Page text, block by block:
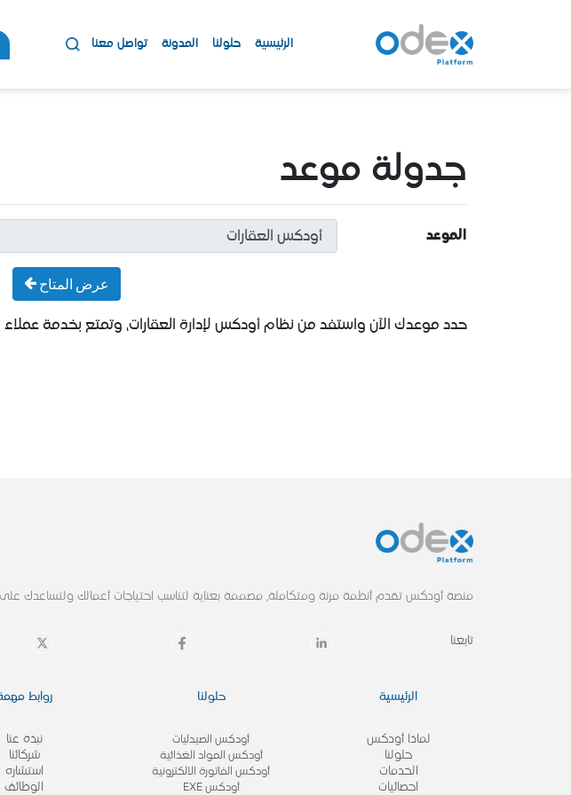
الرئيسية حلولنا المدونة تواصل معنا
جدولة موعد
الموعد
عرض المتاح
حدد موعدك الآن واستفد من نظام أودكس لإدارة العقارات، وتمتع بخدمة عملاء
منصة أودكس تقدم أنظمة مرنة ومتكاملة, مصممة بعناية لتناسب احتياجات أعمالك ولتساعدك على
تابعنا
الرئيسية
لماذا أودكس
حلولنا
الخدمات
احصائيات
حلولنا
أودكس الصيدليات
أودكس المواد الغذائية
أودكس الفاتورة الالكترونية
أودكس EXE
روابط
نبذة عنا
شركائنا
استشاره
الوظائف